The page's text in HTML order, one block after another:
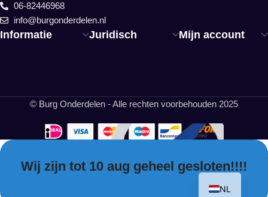
Informatie Juridisch Mijn account
06-82446968
info@burgonderdelen.nl
© Burg Onderdelen - Alle rechten voorbehouden 2025
Wij zijn tot 10 aug geheel gesloten!!!!
NL
EN